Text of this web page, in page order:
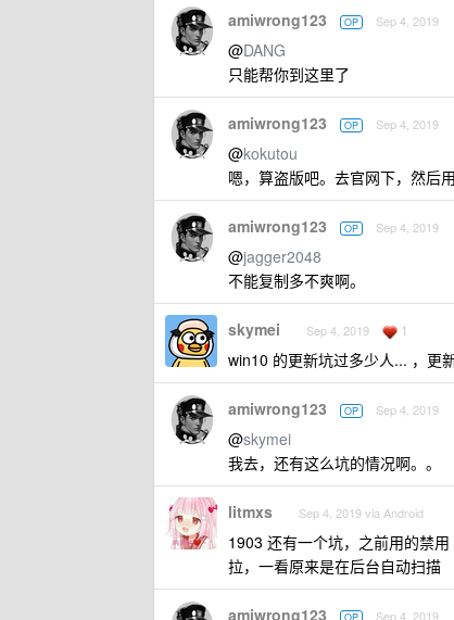
amiwrong123 OP Sep 4, 2019
@DANG
只能帮你到这里了
amiwrong123 OP Sep 4, 2019
@kokutou
嗯，算盗版吧。去官网下，然后
amiwrong123 OP Sep 4, 2019
@jagger2048
不能复制多不爽啊。
skymei Sep 4, 2019 1
win10 的更新坑过多少人... ，更
amiwrong123 OP Sep 4, 2019
@skymei
我去，还有这么坑的情况啊。。
litmxs Sep 4, 2019 via Android
1903 还有一个坑，之前用的禁
拉，一看原来是在后台自动扫描
amiwrong123 Sep 4, 2019